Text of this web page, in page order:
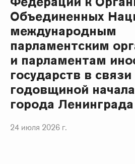
Объединенных
международным
парламентским
и парламентам
государств в связи
годовщиной
города Ленинграда
24 июля 2026 г.